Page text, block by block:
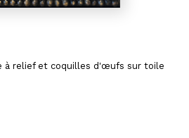
à relief et coquilles d'œufs sur toile